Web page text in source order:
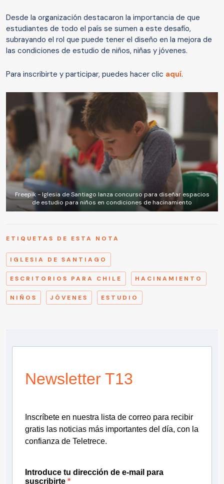
Desde la organización destacaron la importancia de que
estudiantes de todo el país se sumen a este desafío,
subrayando el rol que puede tener el diseño en la mejora de
las condiciones de estudio de niños, niñas y jóvenes.
Para inscribirte y participar, puedes hacer clic aquí.
Freepik - Iglesia de Santiago lanza concurso para diseñar espacios
de estudio para niños en condiciones de hacinamiento
ETIQUETAS DE ESTA NOTA
IGLESIA DE SANTIAGO
ESCRITORIOS PARA CHILE HACINAMIENTO
NIÑOS JÓVENES ESTUDIO
Newsletter T13
Inscríbete en nuestra lista de correo para recibir
gratis las noticias más importantes del día, con la
confianza de Teletrece.
Introduce tu dirección de e-mail para
suscribirte